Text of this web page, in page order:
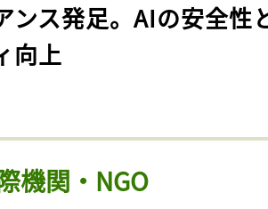
ンス発足。AIの安全性
向上
機関・NGO